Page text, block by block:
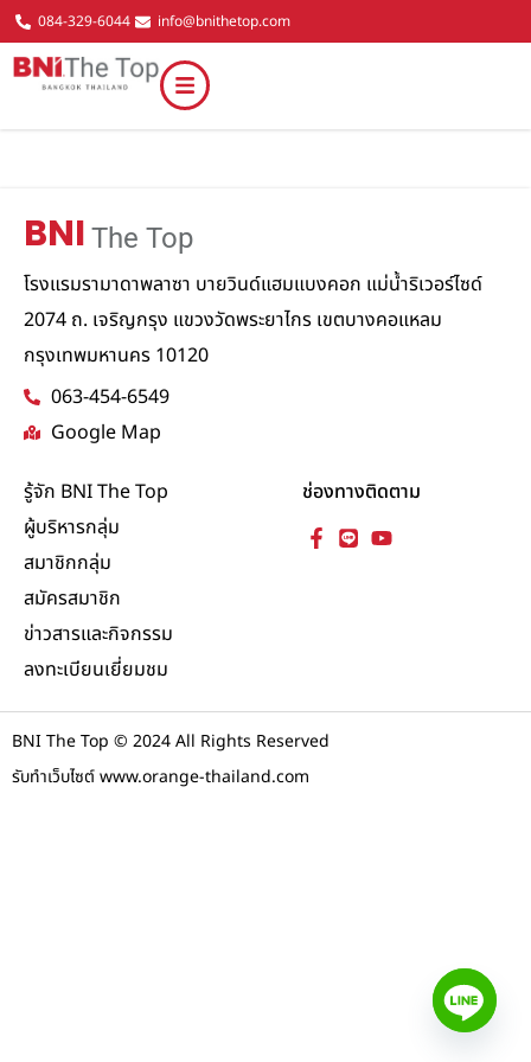
084-329-6044 info@bnithetop.com
BNI The Top
โรงแรมรามาดาพลาซา บายวินด์แฮมแบงคอก แม่น้ำริเวอร์ไซด์
2074 ถ. เจริญกรุง แขวงวัดพระยาไกร เขตบางคอแหลม
กรุงเทพมหานคร 10120
063-454-6549
Google Map
รู้จัก BNI The Top
ผู้บริหารกลุ่ม
สมาชิกกลุ่ม
สมัครสมาชิก
ข่าวสารและกิจกรรม
ลงทะเบียนเยี่ยมชม
ช่องทางติดตาม
BNI The Top © 2024 All Rights Reserved
รับทำเว็บไซต์ www.orange-thailand.com